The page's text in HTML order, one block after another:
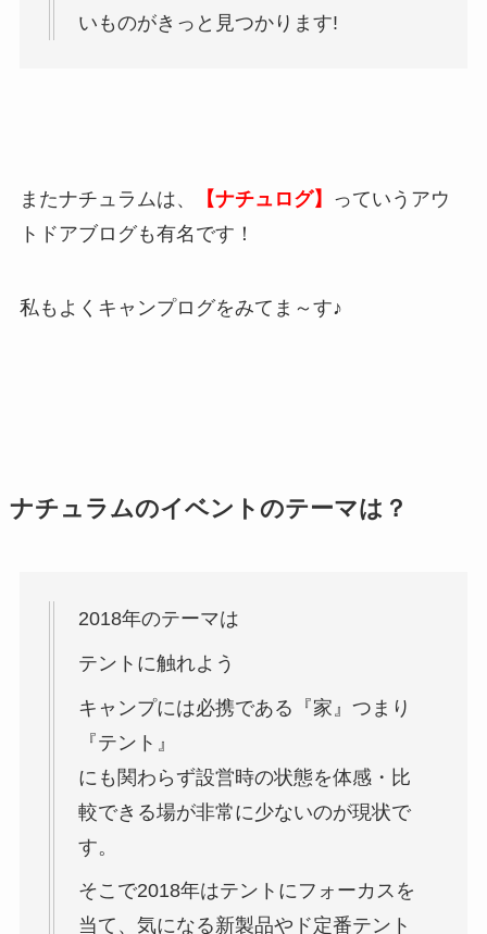
いものがきっと見つかります!
またナチュラムは、 【ナチュログ】
っていうアウ
トドアブログも有名です！
私もよくキャンプログをみてま～す♪
ナチュラムのイベントのテーマは？
2018年のテーマは
テントに触れよう
キャンプには必携である『家』つまり
『テント』
にも関わらず設営時の状態を体感・比
較できる場が非常に少ないのが現状で
す。
そこで2018年はテントにフォーカスを
当て、気になる新製品やド定番テント